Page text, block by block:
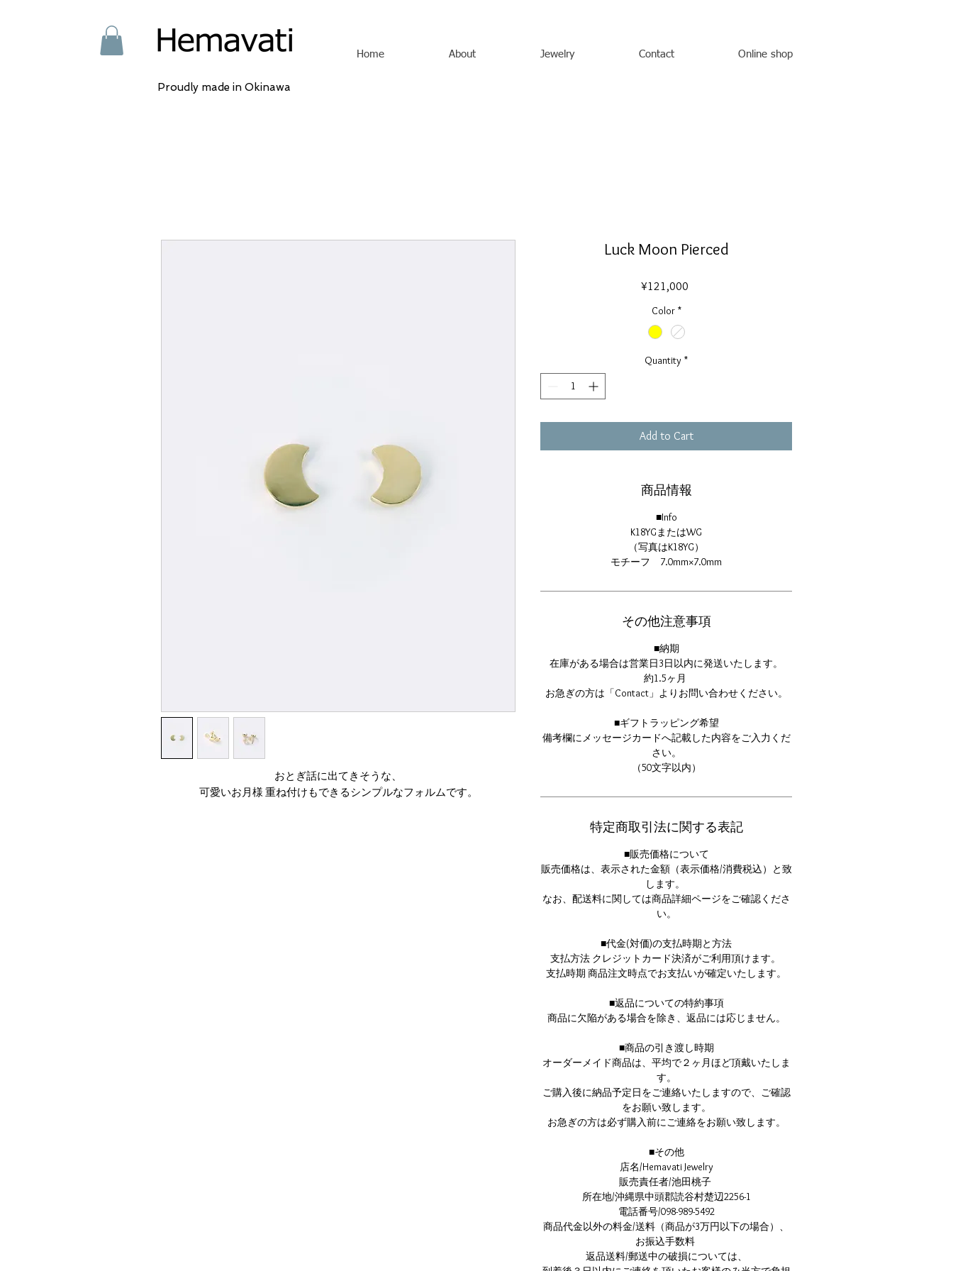
Home About Jewelry Contact Online shop
Proudly made in Okinawa
おとぎ話に出てきそうな、
可愛いお月様 重ね付けもできるシンプルなフォルムです。
Luck Moon Pierced
¥121,000Price
Color *
Quantity *
Add to Cart
商品情報
■Info
K18YGまたはWG
（写真はK18YG）
モチーフ 7.0mm×7.0mm
その他注意事項
■納期
在庫がある場合は営業日3日以内に発送いたします。
約1.5ヶ月
お急ぎの方は「Contact」よりお問い合わせください。
■ギフトラッピング希望
備考欄にメッセージカードへ記載した内容をご入力くだ
さい。
（50文字以内）
特定商取引法に関する表記
■販売価格について
販売価格は、表示された金額（表示価格/消費税込）と致
します。
なお、配送料に関しては商品詳細ページをご確認くださ
い。
■代金(対価)の支払時期と方法
支払方法 クレジットカード決済がご利用頂けます。
支払時期 商品注文時点でお支払いが確定いたします。
■返品についての特約事項
商品に欠陥がある場合を除き、返品には応じません。
■商品の引き渡し時期
オーダーメイド商品は、平均で２ヶ月ほど頂戴いたしま
す。
ご購入後に納品予定日をご連絡いたしますので、ご確認
をお願い致します。
お急ぎの方は必ず購入前にご連絡をお願い致します。
■その他
店名/Hemavati Jewelry
販売責任者/池田桃子
所在地/沖縄県中頭郡読谷村楚辺2256-1
電話番号/098-989-5492
商品代金以外の料金/送料（商品が3万円以下の場合）、
お振込手数料
返品送料/郵送中の破損については、